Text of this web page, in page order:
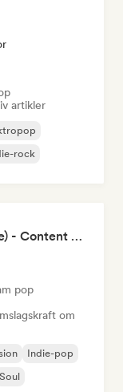
artikler
rock
Flor Gonnelli (quecantaste) - Content Creator
pop
om
Indie-pop
Soul